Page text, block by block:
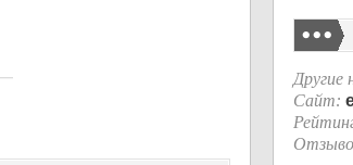
Другие
Сайт: